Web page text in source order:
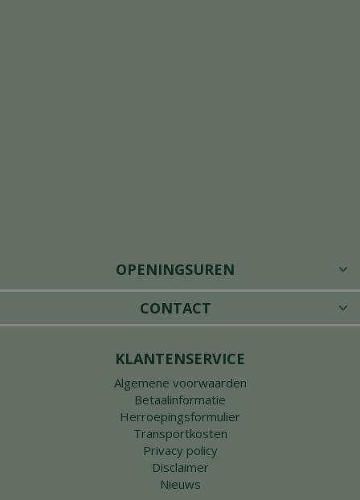
OPENINGSUREN
CONTACT
KLANTENSERVICE
Algemene voorwaarden
Betaalinformatie
Herroepingsformulier
Transportkosten
Privacy policy
Disclaimer
Nieuws